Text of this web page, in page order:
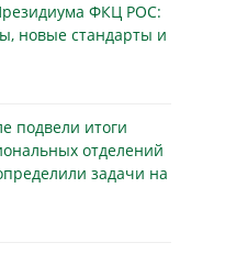
ФКЦ РОС:
новые стандарты и
подвели итоги
отделений
задачи на